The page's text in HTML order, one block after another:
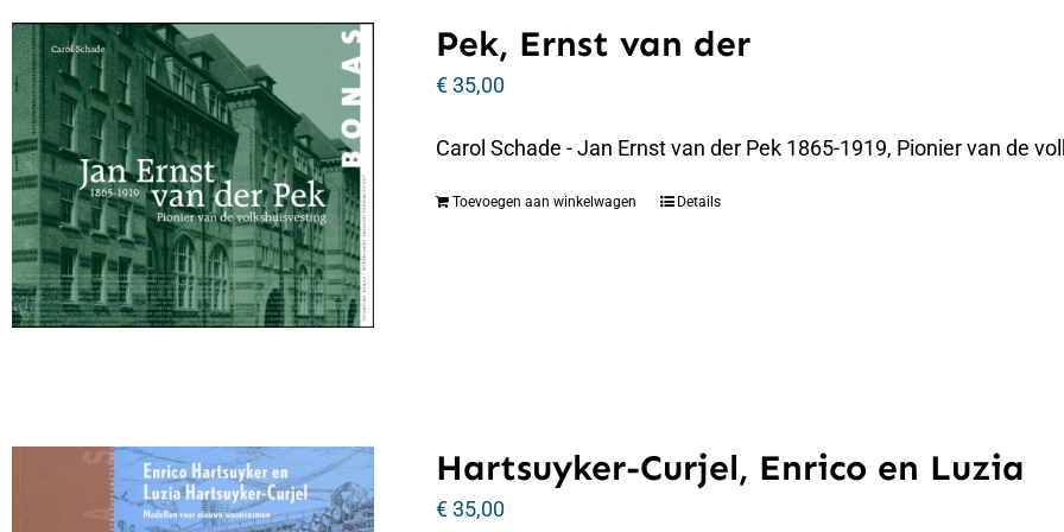
Pek, Ernst van der
€35,00
Carol Schade - Jan Ernst van der Pek 1865-1919, Pionier van de
Toevoegen aan winkelwagen Details
Hartsuyker-Curjel, Enrico en Luzia
€35,00